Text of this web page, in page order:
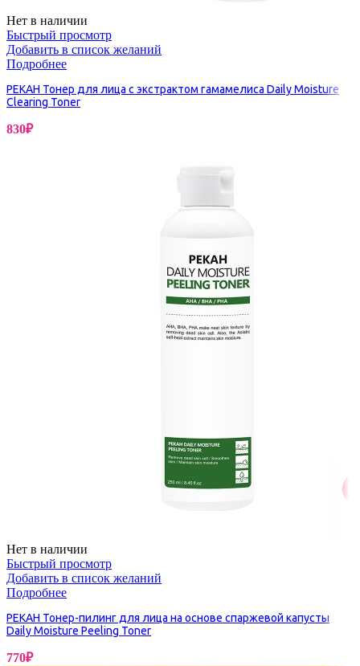
Нет в наличии
Быстрый просмотр
Добавить в список желаний
Подробнее
PEKAH Тонер для лица с экстрактом гамамелиса Daily Moisture
Clearing Toner
830₽
Нет в наличии
Быстрый просмотр
Добавить в список желаний
Подробнее
PEKAH Тонер-пилинг для лица на основе спаржевой капусты
Daily Moisture Peeling Toner
770₽